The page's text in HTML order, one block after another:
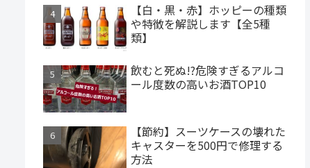
【白・黒・赤】ホッピーの種類
や特徴を解説します【全5種
類】
飲むと死ぬ!?危険すぎるアルコ
ール度数の高いお酒TOP10
【節約】スーツケースの壊れた
キャスターを500円で修理する
方法